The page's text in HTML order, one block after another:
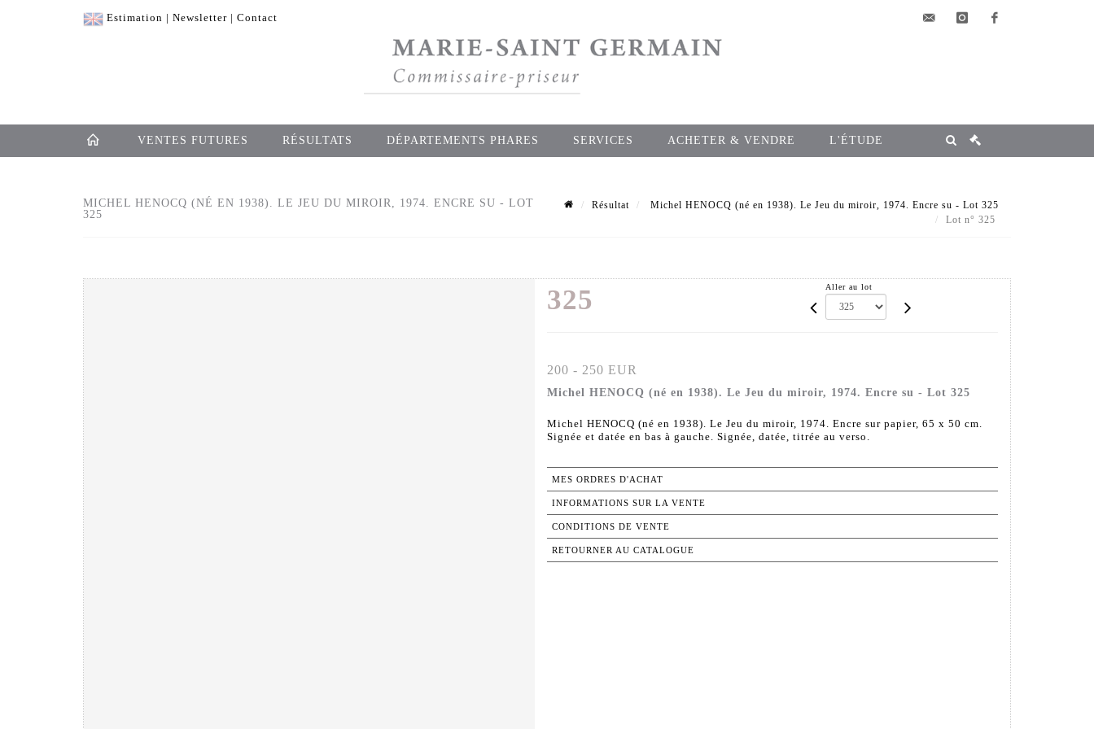
Estimation | Newsletter | Contact
VENTES FUTURES RÉSULTATS DÉPARTEMENTS PHARES SERVICES ACHETER & VENDRE L'ÉTUDE
MICHEL HENOCQ (NÉ EN 1938). LE JEU DU MIROIR, 1974. ENCRE SU - LOT
325
Résultat
Michel HENOCQ (né en 1938). Le Jeu du miroir, 1974. Encre su - Lot 325
Lot n° 325
325 Aller au lot
200 - 250 EUR
Michel HENOCQ (né en 1938). Le Jeu du miroir, 1974. Encre su - Lot 325
Michel HENOCQ (né en 1938). Le Jeu du miroir, 1974. Encre sur papier, 65 x 50 cm.
Signée et datée en bas à gauche. Signée, datée, titrée au verso.
MES ORDRES D'ACHAT
INFORMATIONS SUR LA VENTE
CONDITIONS DE VENTE
RETOURNER AU CATALOGUE